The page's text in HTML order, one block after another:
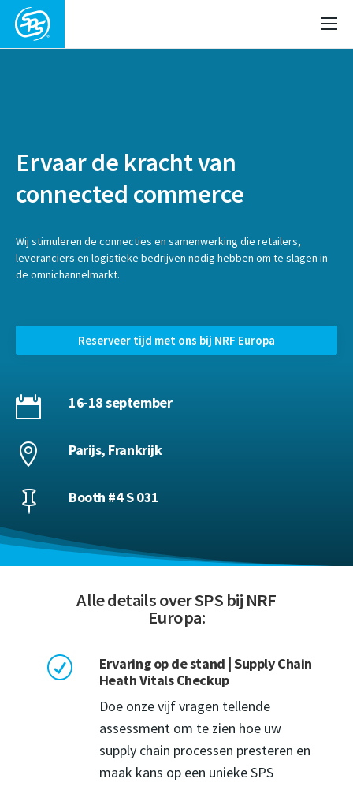
Ervaar de kracht van
connected commerce
Wij stimuleren de connecties en samenwerking die retailers,
leveranciers en logistieke bedrijven nodig hebben om te slagen in
de omnichannelmarkt.
Reserveer tijd met ons bij NRF Europa
 16-18 september
 Parijs, Frankrijk
 Booth #4 S 031
Alle details over SPS bij NRF
Europa:
R
Ervaring op de stand | Supply Chain
Heath Vitals Checkup
Doe onze vijf vragen tellende
assessment om te zien hoe uw
supply chain processen presteren en
maak kans op een unieke SPS